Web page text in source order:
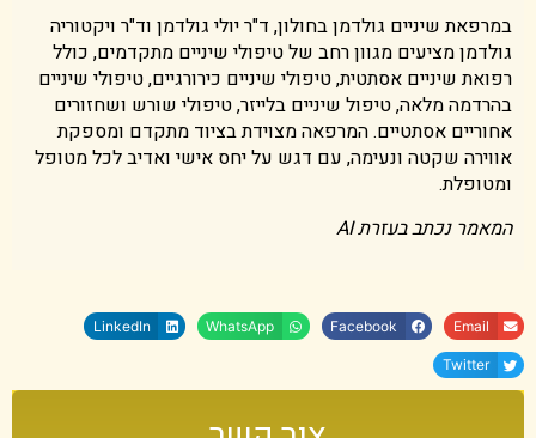
במרפאת שיניים גולדמן בחולון, ד"ר יולי גולדמן וד"ר ויקטוריה
גולדמן מציעים מגוון רחב של טיפולי שיניים מתקדמים, כולל
רפואת שיניים אסתטית, טיפולי שיניים כירורגיים, טיפולי שיניים
בהרדמה מלאה, טיפול שיניים בלייזר, טיפולי שורש ושחזורים
אחוריים אסתטיים. המרפאה מצוידת בציוד מתקדם ומספקת
אווירה שקטה ונעימה, עם דגש על יחס אישי ואדיב לכל מטופל
ומטופלת.
המאמר נכתב בעזרת AI
Email
Facebook
WhatsApp
LinkedIn
Twitter